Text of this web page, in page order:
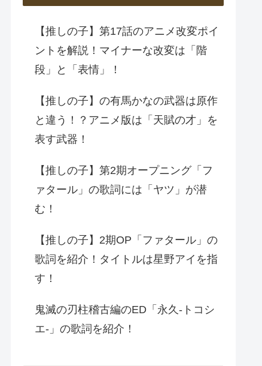
【推しの子】第17話のアニメ改変ポイ
ントを解説！マイナーな改変は「階
段」と「表情」！
【推しの子】の有馬かなの武器は原作
と違う！？アニメ版は「天賦の才」を
表す武器！
【推しの子】第2期オープニング「フ
ァタール」の歌詞には「ヤツ」が潜
む！
【推しの子】2期OP「ファタール」の
歌詞を紹介！タイトルは星野アイを指
す！
鬼滅の刃柱稽古編のED「永久-トコシ
エ-」の歌詞を紹介！